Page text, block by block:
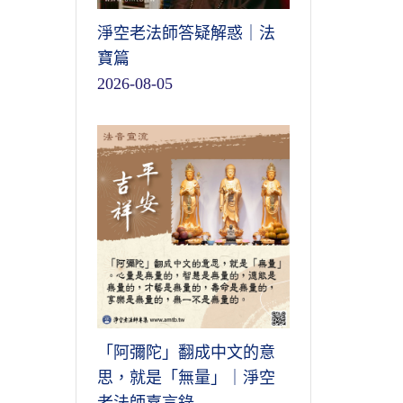
淨空老法師答疑解惑｜法
寶篇
2026-08-05
「阿彌陀」翻成中文的意
思，就是「無量」｜淨空